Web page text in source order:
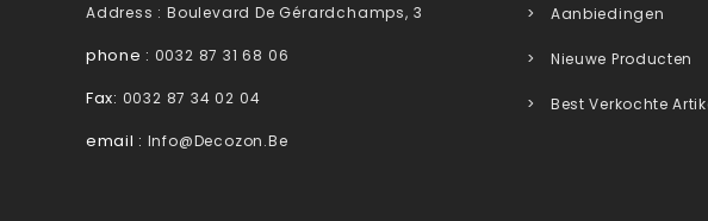
Address : Boulevard De Gérardchamps, 3
phone : 0032 87 31 68 06
Fax: 0032 87 34 02 04
email : Info@decozon.be
Aanbiedingen
Nieuwe Producten
Best Verkochte